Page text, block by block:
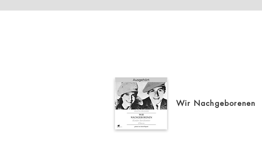
Wir Nachgeborenen